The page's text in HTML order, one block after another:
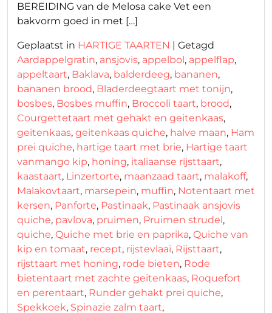
BEREIDING van de Melosa cake Vet een
bakvorm goed in met […]
Geplaatst in HARTIGE TAARTEN | Getagd
Aardappelgratin, ansjovis, appelbol , appelflap,
appeltaart, Baklava, balderdeeg, bananen,
bananen brood, Bladerdeegtaart met tonijn,
bosbes, Bosbes muffin, Broccoli taart, brood,
Courgettetaart met gehakt en geitenkaas,
geitenkaas, geitenkaas quiche, halve maan, Ham
prei quiche, hartige taart met brie, Hartige taart
vanmango kip, honing, italiaanse rijsttaart,
kaastaart, Linzertorte, maanzaad taart, malakoff,
Malakovtaart, marsepein, muffin, Notentaart met
kersen, Panforte, Pastinaak, Pastinaak ansjovis
quiche, pavlova, pruimen, Pruimen strudel ,
quiche, Quiche met brie en paprika, Quiche van
kip en tomaat, recept, rijstevlaai, Rijsttaart,
rijsttaart met honing, rode bieten, Rode
bietentaart met zachte geitenkaas, Roquefort
en perentaart, Runder gehakt prei quiche,
Spekkoek, Spinazie zalm taart,